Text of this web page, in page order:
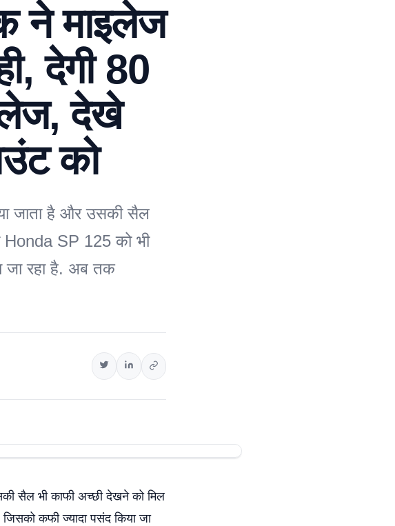
ने माइलेज
देगी 80
देखे
को
जाता है और उसकी सैल
Honda SP 125 को भी
जा रहा है. अब तक
सैल भी काफी अच्छी देखने को मिल
कफी ज्यादा पसंद किया जा